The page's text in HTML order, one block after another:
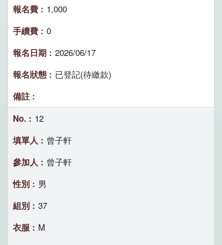
1,000
0
2026/06/17
已登記(待繳款)
12
曾子軒
曾子軒
男
37
M